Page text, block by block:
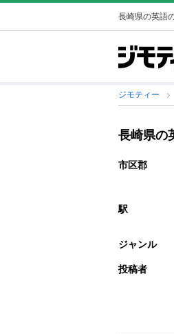
長崎県の英語
ジモティー
長崎県の
市区郡
駅
ジャンル
投稿者